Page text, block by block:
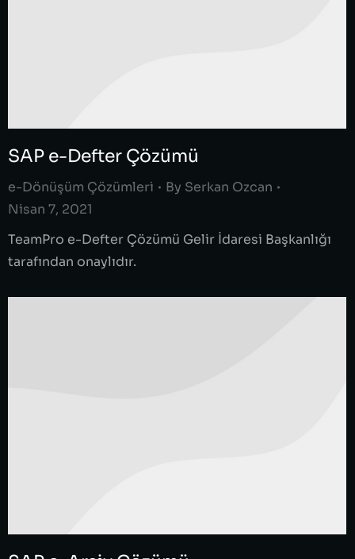
SAP e-Defter Çözümü
e-Dönüşüm Çözümleri By Serkan Ozcan
Nisan 7, 2021
TeamPro e-Defter Çözümü Gelir İdaresi Başkanlığı
tarafından onaylıdır.